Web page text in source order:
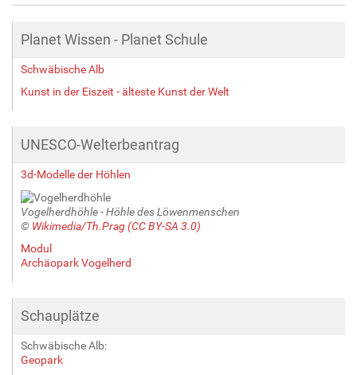
Planet Wissen - Planet Schule
Schwäbische Alb
Kunst in der Eiszeit - älteste Kunst der Welt
UNESCO-Welterbeantrag
3d-Modelle der Höhlen
Vogelherdhöhle - Höhle des Löwenmenschen
© Wikimedia/Th.Prag (CC BY-SA 3.0)
Modul
Archäopark Vogelherd
Schauplätze
Schwäbische Alb:
Geopark